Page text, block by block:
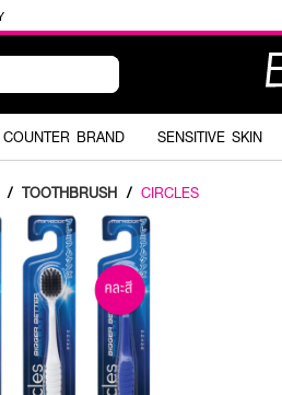
COUNTER BRAND SENSITIVE SKIN
/ TOOTHBRUSH / CIRCLES